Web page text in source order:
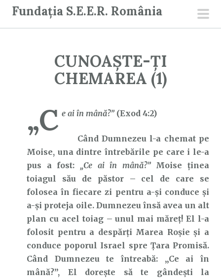
Fundația S.E.E.R. România
CUNOAȘTE-ȚI
CHEMAREA (1)
„C e ai în mână?” (Exod 4:2)
Când Dumnezeu l-a chemat pe
Moise, una dintre întrebările pe care i le-a
pus a fost: „Ce ai în mână?”Moise ținea
toiagul său de păstor – cel de care se
folosea în fiecare zi pentru a-și conduce și
a-și proteja oile. Dumnezeu însă avea un alt
plan cu acel toiag – unul mai măreț! El l-a
folosit pentru a despărți Marea Roșie și a
conduce poporul Israel spre Țara Promisă.
Când Dumnezeu te întreabă: „Ce ai în
mână?”, El dorește să te gândești la